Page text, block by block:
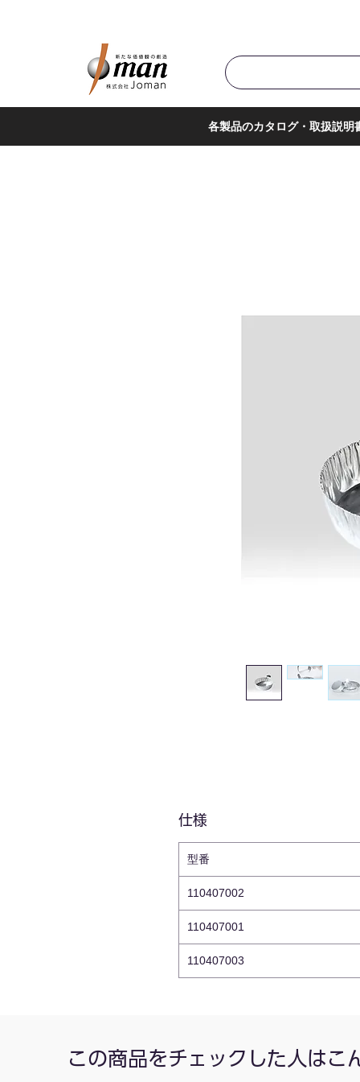
各製品のカタログ・取扱説明
仕様
型番
110407002
110407001
110407003
この商品をチェックした人はこ